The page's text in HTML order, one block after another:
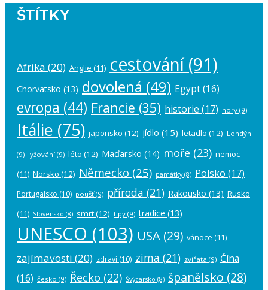
ŠTÍTKY
Afrika (20) Anglie (11) cestování(91)
Chorvatsko (13) dovolená (49) Egypt(16)
evropa (44) Francie (35) historie (17) hory (9)
Itálie (75) japonsko (12) jídlo (15) letadlo (12) Londýn
(9) lyžování (9) léto (12) Maďarsko (14) moře (23) nemoc
(11) Norsko (12) Německo (25) památky(8) Polsko (17)
Portugalsko (10) poušť(9) příroda (21) Rakousko (13) Rusko
(11) Slovensko (8) smrt(12) tipy (9) tradice (13)
UNESCO (103) USA (29) vánoce (11)
zajímavosti (20) zdraví (10) zima (21) zvířata (9) Čína
(16) česko (9) Řecko (22) Švýcarsko (8) španělsko (28)